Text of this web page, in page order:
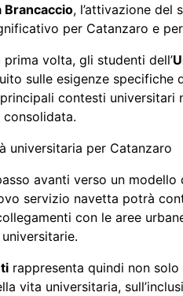
Brancaccio, l’attivazione del
per Catanzaro e
volta, gli studenti dell’
sulle esigenze specifiche
contesti universitari
universitaria per Catanzaro
avanti verso un
servizio navetta potrà
con le aree
rappresenta quindi non
vita universitaria,